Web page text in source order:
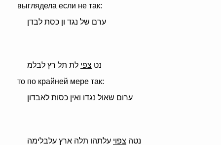
выглядела если не так:
ערם של נגד ון כסת לבדן
נט צפי לת תל רץ לבלמ
то по крайней мере так:
ערום שאול נגדו ואין כסות לאבדון
נטה צפוי עלתהו תלה ארץ עלבלימה